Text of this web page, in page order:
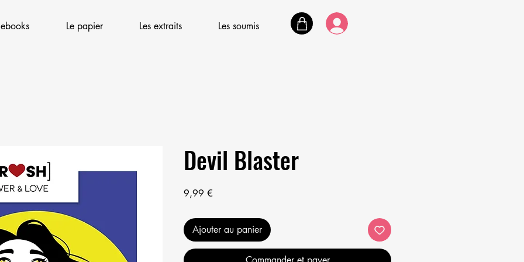
Le papier Les extraits Les soumis
Devil Blaster
9,99 €
Ajouter au panier